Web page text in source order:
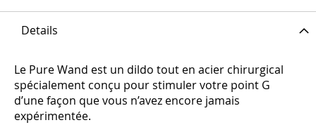
Details
Le Pure Wand est un dildo tout en acier chirurgical
spécialement conçu pour stimuler votre point G
d’une façon que vous n’avez encore jamais
expérimentée.